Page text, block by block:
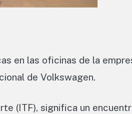
en las oficinas de la
de Volkswagen.
(ITF), significa un